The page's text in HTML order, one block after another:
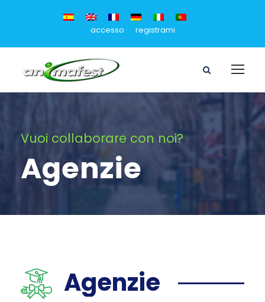
accesso registrami
Vuoi collaborare con noi?
Agenzie
Agenzie